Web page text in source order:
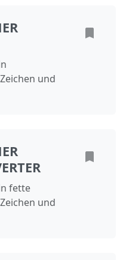
und
fette
und